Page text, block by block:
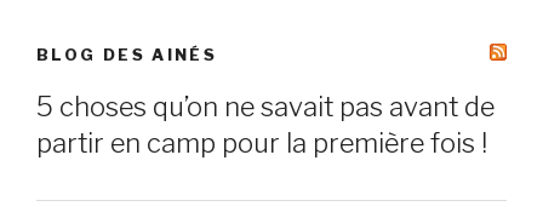
BLOG DES AINÉS
5 choses qu’on ne savait pas avant de
partir en camp pour la première fois !